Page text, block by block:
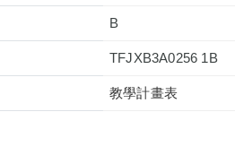
B
TFJXB3A0256 1B
教學計畫表